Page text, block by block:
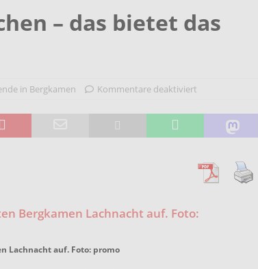
kommt zu ChanGe! Bergkamen AKTUELLES
– das bietet das
in Bergkamen Kommentare deaktiviert
Lachnacht auf. Foto: promo